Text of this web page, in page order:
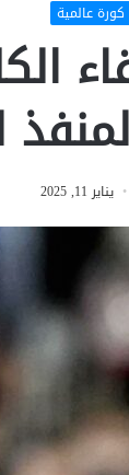
كورة عالمية
يناير 11, 2025